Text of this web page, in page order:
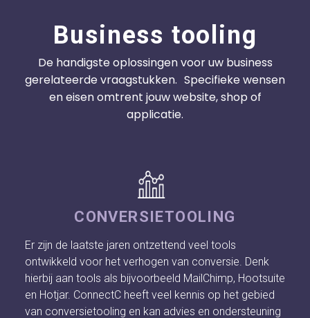
Business tooling
De handigste oplossingen voor uw business
gerelateerde vraagstukken. Specifieke wensen
en eisen omtrent jouw website, shop of
applicatie.
CONVERSIETOOLING
Er zijn de laatste jaren ontzettend veel tools
ontwikkeld voor het verhogen van conversie. Denk
hierbij aan tools als bijvoorbeeld MailChimp, Hootsuite
en Hotjar. ConnectC heeft veel kennis op het gebied
van conversietooling en kan advies en ondersteuning